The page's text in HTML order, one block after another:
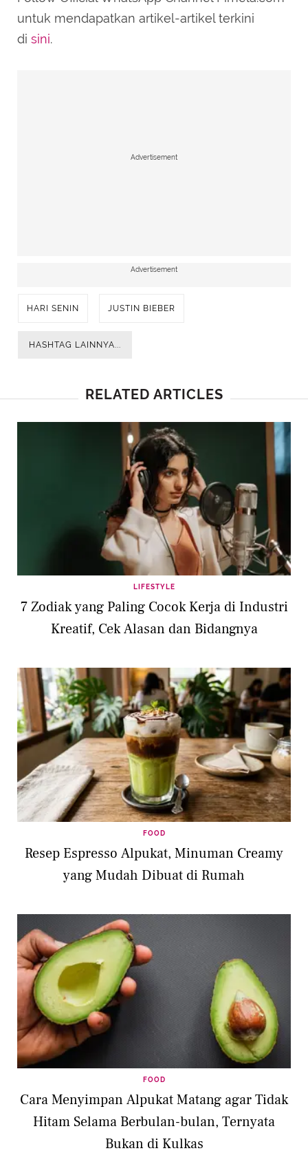
untuk mendapatkan artikel-artikel terkini
di sini.
Advertisement
Advertisement
HARI SENIN JUSTIN BIEBER
HASHTAG LAINNYA...
RELATED ARTICLES
LIFESTYLE
7 Zodiak yang Paling Cocok Kerja di Industri
Kreatif, Cek Alasan dan Bidangnya
FOOD
Resep Espresso Alpukat, Minuman Creamy
yang Mudah Dibuat di Rumah
FOOD
Cara Menyimpan Alpukat Matang agar Tidak
Hitam Selama Berbulan-bulan, Ternyata
Bukan di Kulkas